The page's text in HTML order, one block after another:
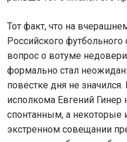
Тот факт, что на
Российского
вопрос о вотуме
формально стал
повестке дня не
исполкома Евгений Гинер
спонтанным, а некоторые
экстренном совещании